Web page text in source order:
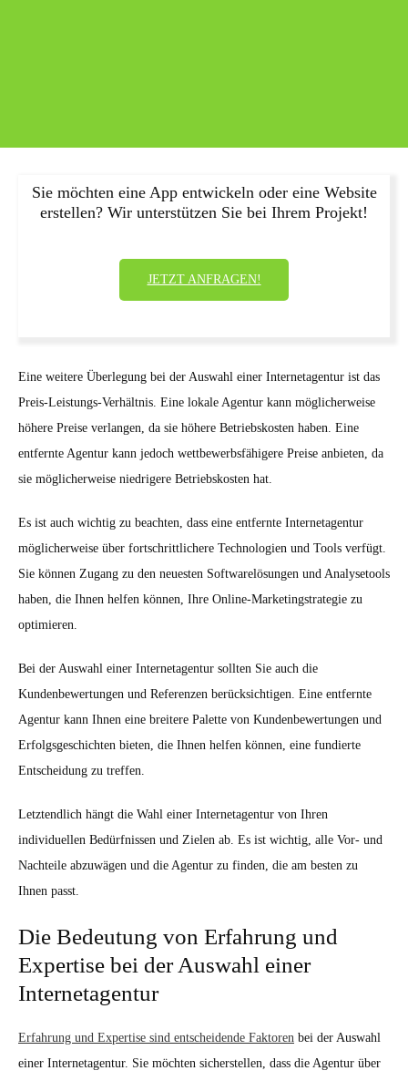
Sie möchten eine App entwickeln oder eine Website
erstellen? Wir unterstützen Sie bei Ihrem Projekt!
JETZT ANFRAGEN!
Eine weitere Überlegung bei der Auswahl einer Internetagentur ist das
Preis-Leistungs-Verhältnis. Eine lokale Agentur kann möglicherweise
höhere Preise verlangen, da sie höhere Betriebskosten haben. Eine
entfernte Agentur kann jedoch wettbewerbsfähigere Preise anbieten, da
sie möglicherweise niedrigere Betriebskosten hat.
Es ist auch wichtig zu beachten, dass eine entfernte Internetagentur
möglicherweise über fortschrittlichere Technologien und Tools verfügt.
Sie können Zugang zu den neuesten Softwarelösungen und Analysetools
haben, die Ihnen helfen können, Ihre Online-Marketingstrategie zu
optimieren.
Bei der Auswahl einer Internetagentur sollten Sie auch die
Kundenbewertungen und Referenzen berücksichtigen. Eine entfernte
Agentur kann Ihnen eine breitere Palette von Kundenbewertungen und
Erfolgsgeschichten bieten, die Ihnen helfen können, eine fundierte
Entscheidung zu treffen.
Letztendlich hängt die Wahl einer Internetagentur von Ihren
individuellen Bedürfnissen und Zielen ab. Es ist wichtig, alle Vor- und
Nachteile abzuwägen und die Agentur zu finden, die am besten zu
Ihnen passt.
Die Bedeutung von Erfahrung und
Expertise bei der Auswahl einer
Internetagentur
Erfahrung und Expertise sind entscheidende Faktoren bei der Auswahl
einer Internetagentur. Sie möchten sicherstellen, dass die Agentur über